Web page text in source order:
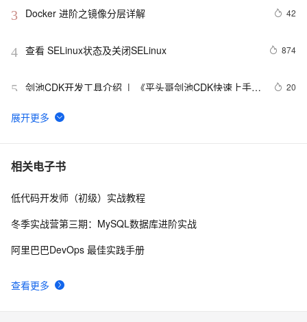
3 Docker 进阶之镜像分层详解 42
4 查看 SELinux状态及关闭SELinux 874
5 剑池CDK开发工具介绍  |  《平头哥剑池CDK快速上手指
20
6 WebAssembly 在 MOSN 中的实践 - 基础框架篇
7 userdel使用说明
8 自己看系统的“系统还原”
相关电子书
查看更多
低代码开发师（初级）实战教程
冬季实战营第三期：MySQL数据库进阶实战
阿里巴巴DevOps 最佳实践手册